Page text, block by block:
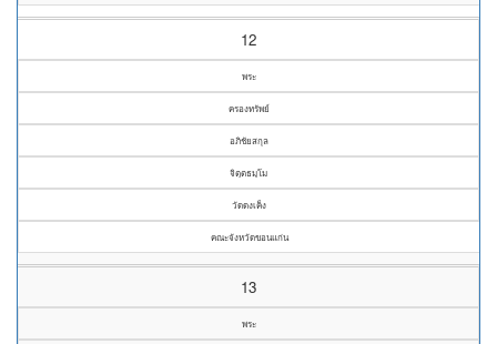
12
พระ
ครองทรัพย์
อภิชัยสกุล
จิตฺตธมฺโม
วัดดงเค็ง
คณะจังหวัดขอนแก่น
13
พระ